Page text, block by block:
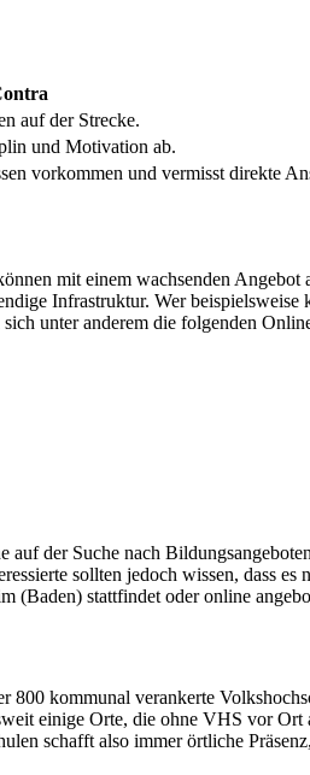
auf der Strecke.
und Motivation ab.
vorkommen und vermisst direkte
mit einem wachsenden
Infrastruktur. Wer
unter anderem die folgenden
der Suche nach
sollten jedoch wissen, dass es
(Baden) stattfindet oder online
800 kommunal verankerte
einige Orte, die ohne VHS vor Ort
schafft also immer örtliche